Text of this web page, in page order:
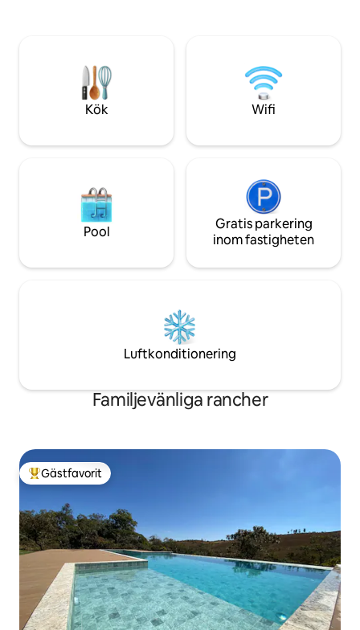
inbjuder dig att
kompletterar
och minnen. Kom!
Kök Wifi
Pool
Gratis parkering
inom fastigheten
Luftkonditionering
Familjevänliga rancher
Populär gästfavorit
Gästfavorit